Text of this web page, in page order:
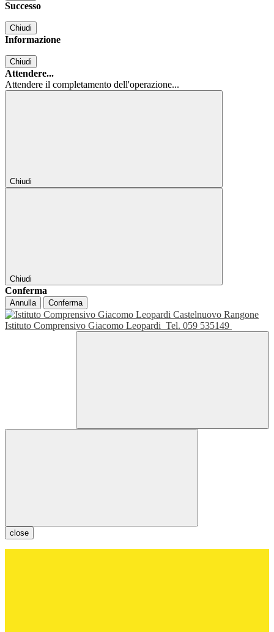
Successo
Chiudi
Informazione
Chiudi
Attendere...
Attendere il completamento dell'operazione...
Chiudi
Chiudi
Conferma
Annulla Conferma
Istituto Comprensivo Giacomo Leopardi Tel. 059 535149
close